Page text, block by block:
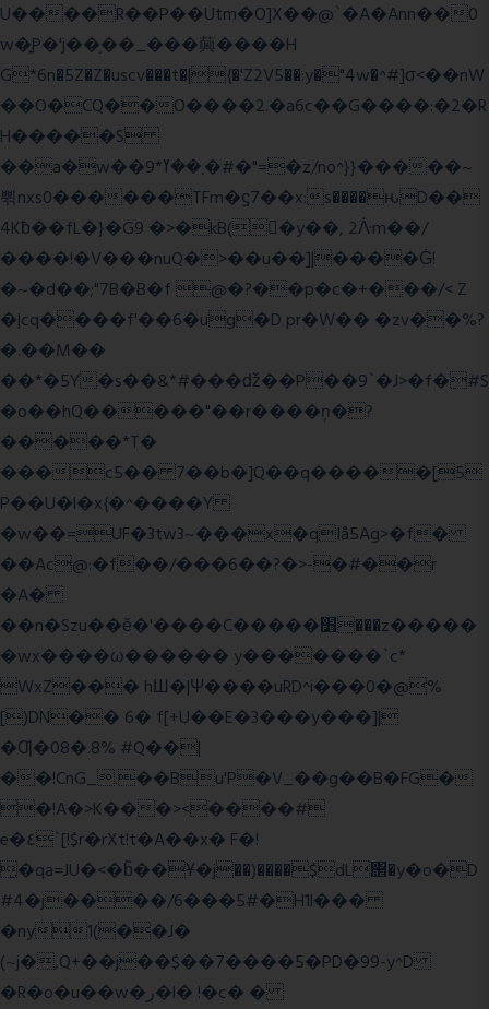
U����R��P��Utm�O]X��@`�A�Ann��0
w�͍P�'j��֛��_���䕟����H
G*6n�5Z�Z�uscv���t�|{�'Z2V5��:y�"4w�^#]σ<��nW
��O�CQ��O����2.�a6c��G����:�2�R
H�����S
��a�w��9*܂��ߌ�#�"=�z/no^}}�����~
쀢nxs0������TFm�ϛ7��x:s����ԋD��
4Kƀ��fL�}�G9 �>�kB(�ِy��, 2ᐿm��/
����!�V���nuQ�>��u��]|����Ġ!
�~�d��;"7B�B�f @�?��p�c�+���/< Z
�|cq����f'��6�ug�D pr�W�� �zv��%?
�.��M��
��*�5Y�s��&*#���ǆ��P��9`�J>�f�#S
�o��hQ�����"��r����ņ�?
�����*T�
���c5�� 7��b�]Q��q�����[5
P��U�l�x{�^����Y
�w��=UF�3tw3~���x�qIå5Ag>�f�
��Ac@:�f��/���6��?�>-�#��r
�A�
��n�Szu��ӗ�'����C�����׻���z�����
�wx����ω������ y�������`c*
WxZ��� hШ�|Ψ����uRD^i���0�@%
[)DN�� 6� f[+U��E�3���y���]|
�Ƣ�08�.8% #Q��|
��!CnG_.��Bu'P�V_��g��B�FG�
�!A�>K���><����#
e�٤`[!$r�rXt!t�A��x� F�!
̮�qa=JU�<�b̃��Ұ�j��)����$dL΢�y�o�D
#4�j����/6���5#�H1l���
�ny1(��J�
(~j�,Q+��j��$��7����5�PD�99-y^D
�R�o�u��w�ر�l� !�c� �